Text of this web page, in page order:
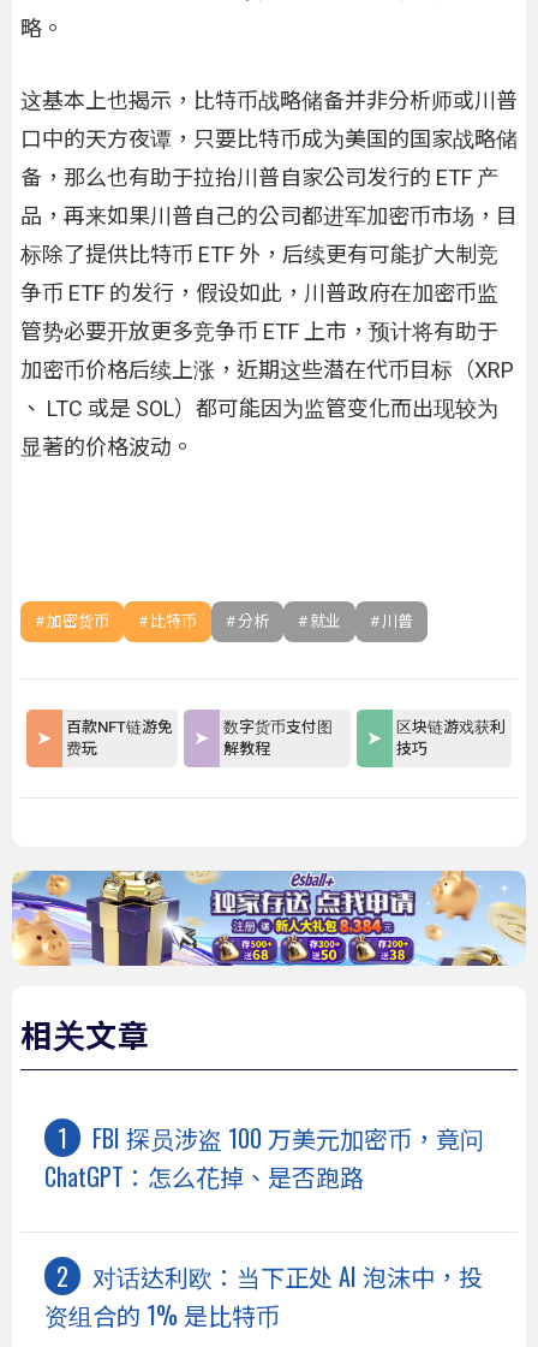
略。
这基本上也揭示，比特币战略储备并非分析师或川普
口中的天方夜谭，只要比特币成为美国的国家战略储
备，那么也有助于拉抬川普自家公司发行的 ETF 产
品，再来如果川普自己的公司都进军加密币市场，目
标除了提供比特币 ETF 外，后续更有可能扩大制竞
争币 ETF 的发行，假设如此，川普政府在加密币监
管势必要开放更多竞争币 ETF 上市，预计将有助于
加密币价格后续上涨，近期这些潜在代币目标（XRP
、 LTC 或是 SOL）都可能因为监管变化而出现较为
显著的价格波动。
加密货币 比特币 分析 就业 川普
百款NFT链游免
费玩
数字货币支付图
解教程
区块链游戏获利
技巧
相关文章
FBI 探员涉盗 100 万美元加密币，竟问
ChatGPT：怎么花掉、是否跑路
对话达利欧：当下正处 AI 泡沫中，投
资组合的 1% 是比特币